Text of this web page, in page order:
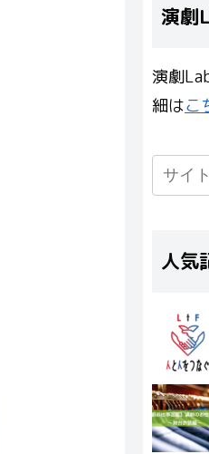
演劇
演劇
細はこ
人気